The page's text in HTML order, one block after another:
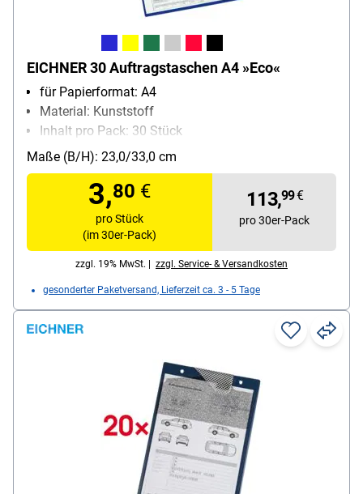
EICHNER 30 Auftragstaschen A4 »Eco«
für Papierformat: A4
Material: Kunststoff
Inhalt pro Pack: 30 Stück
Maße (B/H): 23,0/33,0 cm
3,80 €
pro Stück
(im 30er-Pack)
113,99€
pro 30er-Pack
zzgl. 19% MwSt. | zzgl. Service- & Versandkosten
gesonderter Paketversand, Lieferzeit ca. 3 - 5 Tage